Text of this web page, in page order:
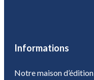
Informations
Notre maison d’édition